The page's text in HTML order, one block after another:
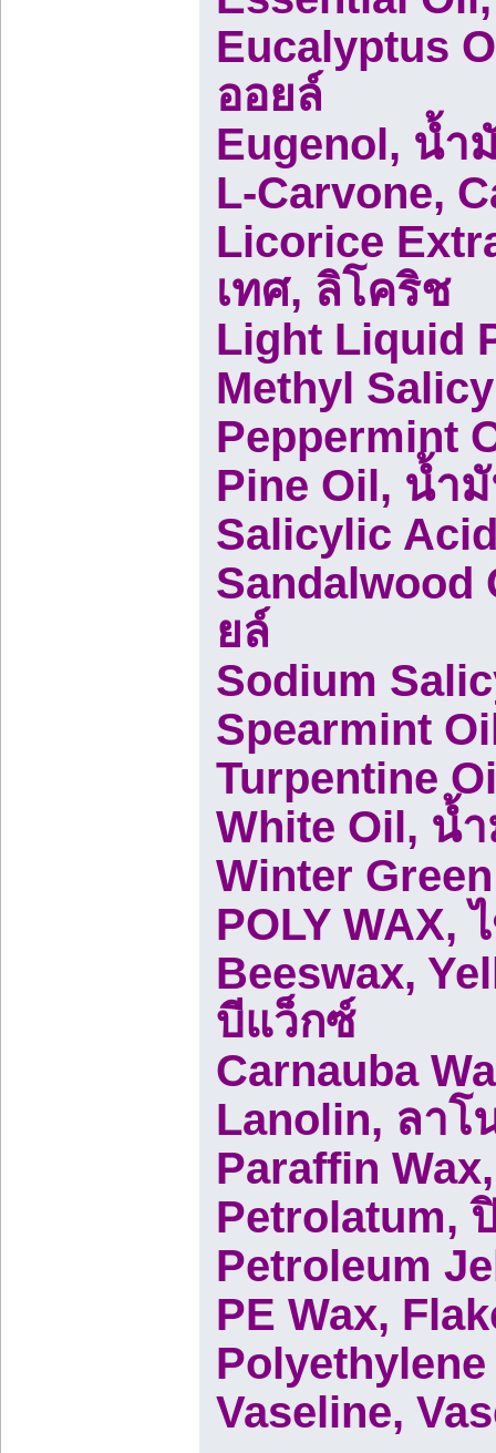
Eucalyptus
ออยล์
Eugenol, น้ำ
L-Carvone,
Licorice
เทศ, ลิโคริช
Light Liquid
Methyl
Peppermint
Pine Oil, น้ำ
Salicylic
ยล์
Sodium
Spearmint
Turpentine
White Oil, น้
Winter
POLY WAX,
Beeswax,
บีแว็กซ์
Carnauba
Lanolin, ลา
Paraffin
Petrolatum,
Petroleum
PE Wax,
Vaseline,